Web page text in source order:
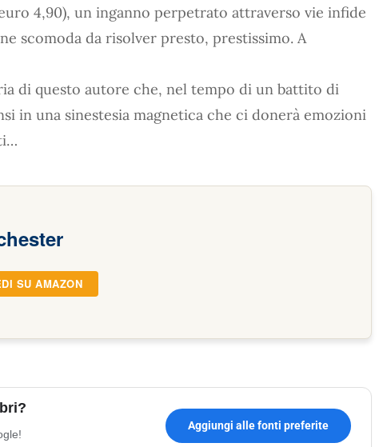
4,90), un inganno perpetrato attraverso vie infide
scomoda da risolver presto, prestissimo. A
di questo autore che, nel tempo di un battito di
in una sinestesia magnetica che ci donerà emozioni
SU AMAZON
Aggiungi alle fonti preferite